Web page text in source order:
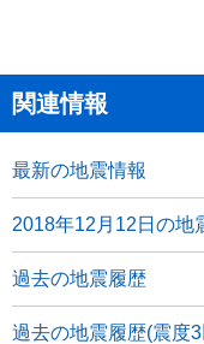
関連情報
最新の地震情報
2018年12月12日の地
過去の地震履歴
過去の地震履歴(震度